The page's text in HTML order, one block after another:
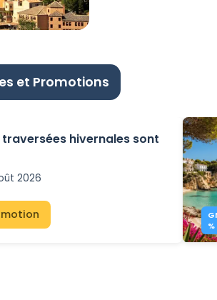
et Promotions
traversées hivernales sont
2026